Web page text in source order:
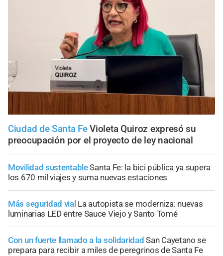
Ciudad de Santa Fe Violeta Quiroz expresó su
preocupación por el proyecto de ley nacional
Movilidad sustentableSanta Fe: la bici pública ya supera
los 670 mil viajes y suma nuevas estaciones
Más seguridad vial La autopista se moderniza: nuevas
luminarias LED entre Sauce Viejo y Santo Tomé
Con un fuerte llamado a la solidaridad San Cayetano se
prepara para recibir a miles de peregrinos de Santa Fe